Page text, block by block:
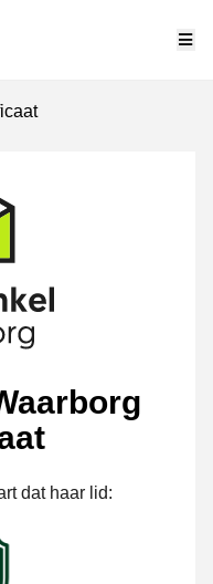
dat haar lid: